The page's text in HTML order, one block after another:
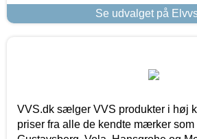
Se udvalget på
VVS.dk sælger VVS produkter i høj
priser fra alle de kendte mærker som